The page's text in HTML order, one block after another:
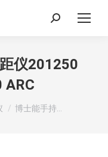
Search:
仪201250
ARC
博士能手持…